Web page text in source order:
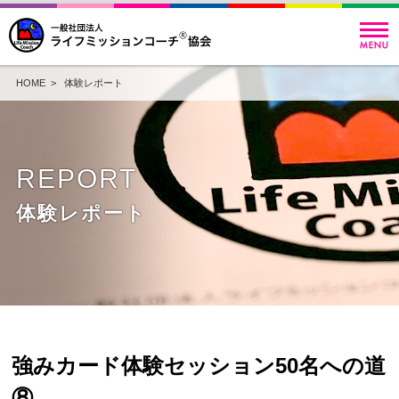
HOME> 体験レポート
REPORT
体験レポート
強みカード体験セッション50名への道